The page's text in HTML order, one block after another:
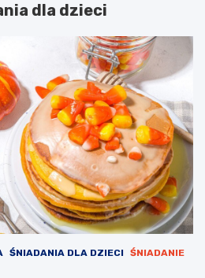
dla dzieci
ŚNIADANIA DLA DZIECI
ŚNIADANIE